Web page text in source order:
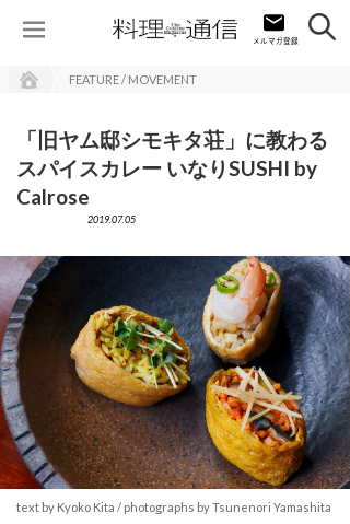
FEATURE / MOVEMENT
「旧ヤム邸シモキタ荘」に教わる
スパイスカレー いなりSUSHI by
Calrose
2019.07.05
text by Kyoko Kita / photographs by Tsunenori Yamashita